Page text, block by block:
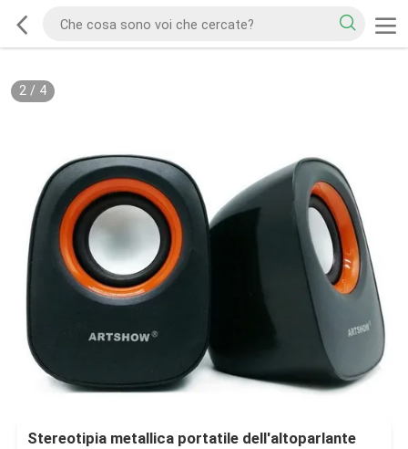
2/ 4
Stereotipia metallica portatile dell'altoparlante